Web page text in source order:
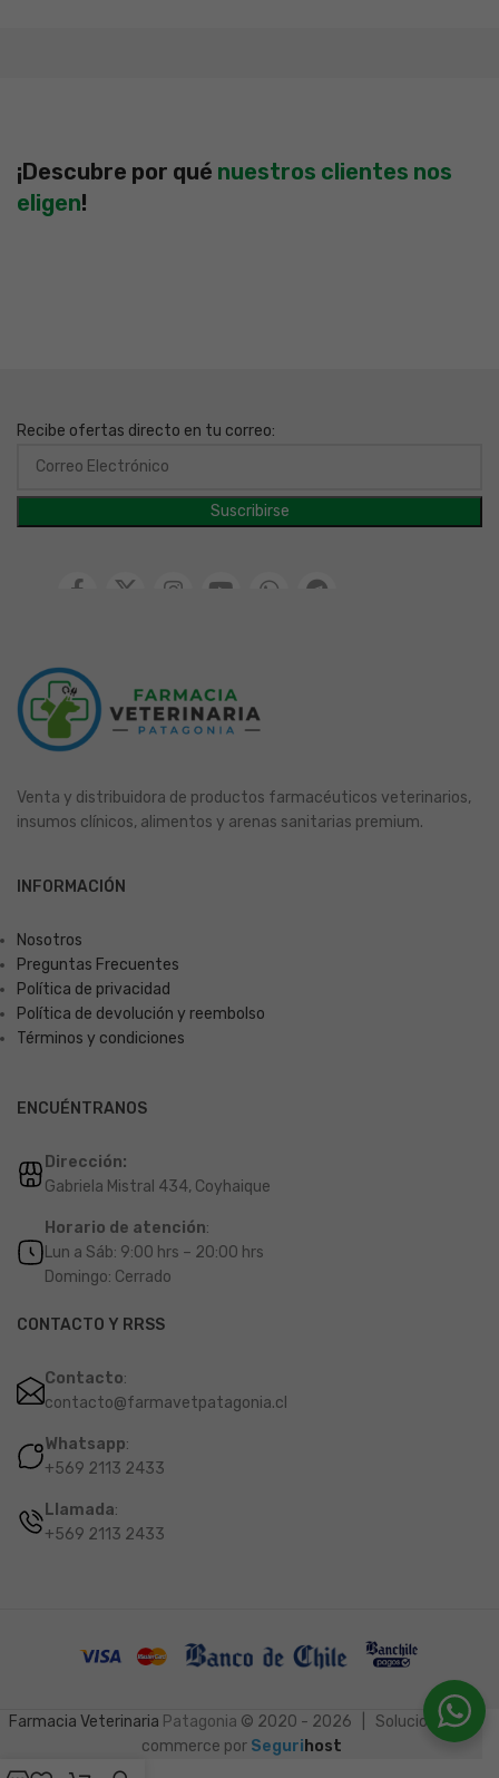
¡Descubre por qué nuestros clientes nos
eligen!
Recibe ofertas directo en tu correo:
Venta y distribuidora de productos farmacéuticos veterinarios,
insumos clínicos, alimentos y arenas sanitarias premium.
INFORMACIÓN
Nosotros
Preguntas Frecuentes
Política de privacidad
Política de devolución y reembolso
Términos y condiciones
ENCUÉNTRANOS
Dirección:
Gabriela Mistral 434, Coyhaique
Horario de atención:
Lun a Sáb: 9:00 hrs – 20:00 hrs
Domingo: Cerrado
CONTACTO Y RRSS
Contacto:
contacto@farmavetpatagonia.cl
Whatsapp:
+569 2113 2433
Llamada:
+569 2113 2433
Farmacia Veterinaria Patagonia © 2020 - 2026 | Soluciones e-
commerce por Seguri host